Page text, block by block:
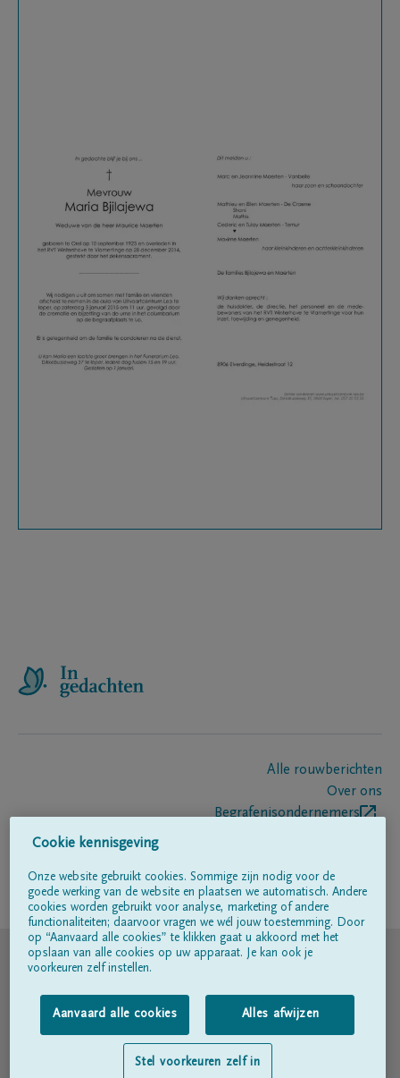
Alle rouwberichten
Over ons
Begrafenisondernemers
Volg ons op
© DELA
Gebruiksvoorwaarden
Privacyverklaring
Toegankelijkheidsverklaring
Cookie kennisgeving
Onze website gebruikt cookies. Sommige zijn nodig voor de
goede werking van de website en plaatsen we automatisch. Andere
cookies worden gebruikt voor analyse, marketing of andere
functionaliteiten; daarvoor vragen we wél jouw toestemming. Door
op “Aanvaard alle cookies” te klikken gaat u akkoord met het
opslaan van alle cookies op uw apparaat. Je kan ook je
voorkeuren zelf instellen.
Aanvaard alle cookies Alles afwijzen
Stel voorkeuren zelf in